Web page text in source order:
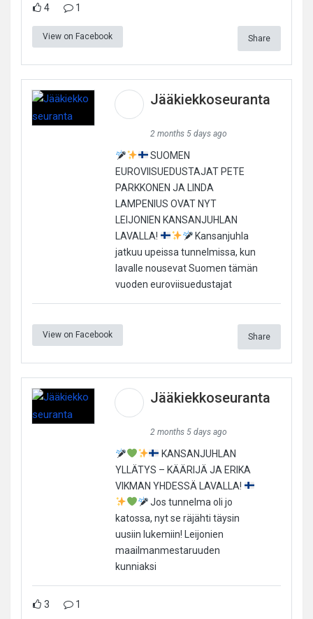
4 1
View on Facebook Share
Jääkiekkoseuranta
2 months 5 days ago
SUOMEN
EUROVIISUEDUSTAJAT PETE
PARKKONEN JA LINDA
LAMPENIUS OVAT NYT
LEIJONIEN KANSANJUHLAN
LAVALLA!
Kansanjuhla
jatkuu upeissa tunnelmissa, kun
lavalle nousevat Suomen tämän
vuoden euroviisuedustajat
View on Facebook Share
Jääkiekkoseuranta
2 months 5 days ago
KANSANJUHLAN
YLLÄTYS – KÄÄRIJÄ JA ERIKA
VIKMAN YHDESSÄ LAVALLA!
Jos tunnelma oli jo
katossa, nyt se räjähti täysin
uusiin lukemiin! Leijonien
maailmanmestaruuden
kunniaksi
3 1